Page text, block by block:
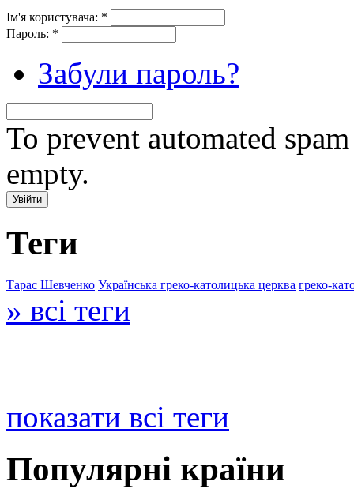
Ім'я користувача: *
Пароль: *
Забули пароль?
To prevent automated
empty.
Теги
Тарас Шевченко Українська греко-католицька церква греко-
» всі теги
показати всі теги
Популярні країни